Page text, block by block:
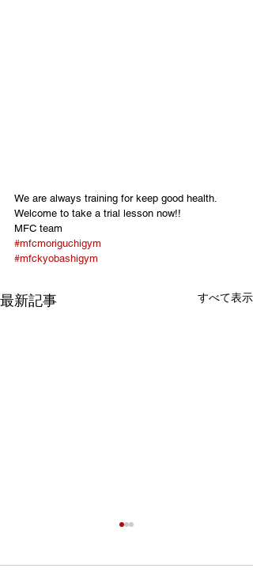
We are always training for keep good health.
Welcome to take a trial lesson now!!
MFC team
#mfcmoriguchigym
#mfckyobashigym
最新記事 すべて表示